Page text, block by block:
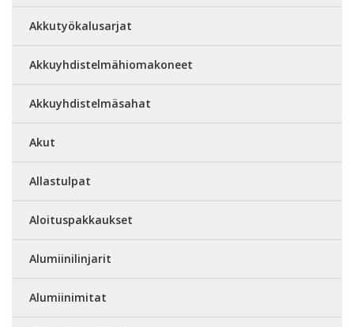
Akkutyökalusarjat
Akkuyhdistelmähiomakoneet
Akkuyhdistelmäsahat
Akut
Allastulpat
Aloituspakkaukset
Alumiinilinjarit
Alumiinimitat